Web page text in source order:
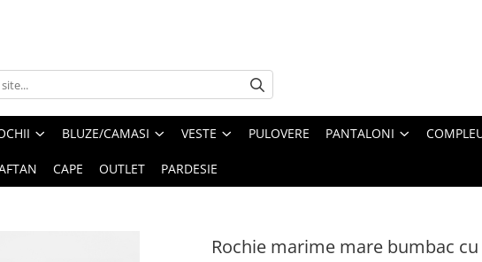
BLUZE/CAMASI VESTE PULOVERE PANTALONI
CAPE OUTLET PARDESIE
Rochie marime mare bumbac